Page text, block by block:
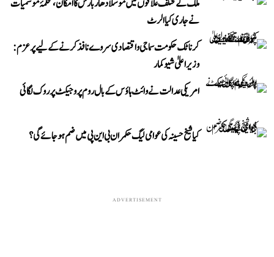
ملک کے مختلف علاقوں میں موسلادھار بارش کا امکان، محکمۂ موسمیات
نے جاری کیا الرٹ
کرناٹک حکومت سماجی و اقتصادی سروے نافذ کرنے کے لیے پرعزم:
وزیر اعلیٰ شیوکمار
امریکی عدالت نے وائٹ ہاؤس کے بال روم پروجیکٹ پر روک لگائی
کیا شیخ حسینہ کی عوامی لیگ حکمران بی این پی میں ضم ہو جائے گی؟
ADVERTISEMENT